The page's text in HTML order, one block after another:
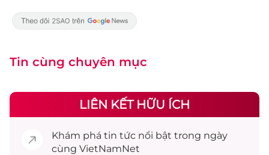
Tin cùng chuyên mục
LIÊN KẾT HỮU ÍCH
Khám phá tin tức nổi bật trong ngày
cùng VietNamNet